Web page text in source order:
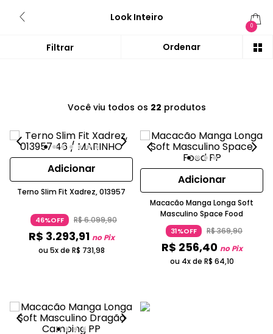
Look Inteiro
0
Você viu todos os 22 produtos
Adicionar
Terno Slim Fit Xadrez, 013957
46%OFF R$6.099,90
R$ 3.293,91 no Pix
ou 5x de R$ 731,98
Adicionar
Macacão Manga Longa Soft
Masculino Space Food
31%OFF R$369,90
R$ 256,40 no Pix
ou 4x de R$ 64,10